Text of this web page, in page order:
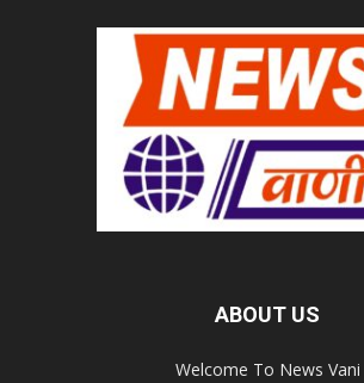
ABOUT US
Welcome To News Vani